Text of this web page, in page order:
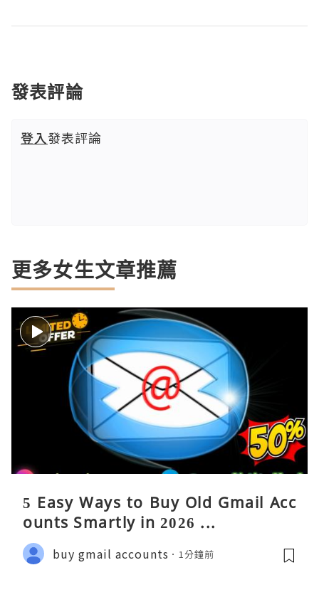
發表評論
登入發表評論
更多女生文章推薦
5 Easy Ways to Buy Old Gmail Acc
ounts Smartly in 2026 ...
buy gmail accounts 1分鐘前